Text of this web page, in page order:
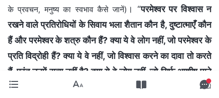
के प्रवचन, मनुष्य का स्वभाव कैसे जानें) । “परमेश्वर पर विश्वास न
रखने वाले प्रतिरोधियों के सिवाय भला शैतान कौन है, दुष्टात्माएँ कौन
हैं और परमेश्वर के शत्रु कौन हैं? क्या ये वे लोग नहीं, जो परमेश्वर के
प्रति विद्रोही हैं? क्या ये वे नहीं, जो विश्वास करने का दावा तो करते
हैं, परंतु उनमें सत्य नहीं है? क्या ये वे लोग नहीं, जो सिर्फ़ आशीष पाने
की फ़िराक में रहते हैं जबकि परमेश्वर के लिए गवाही देने में असमर्थ हैं?